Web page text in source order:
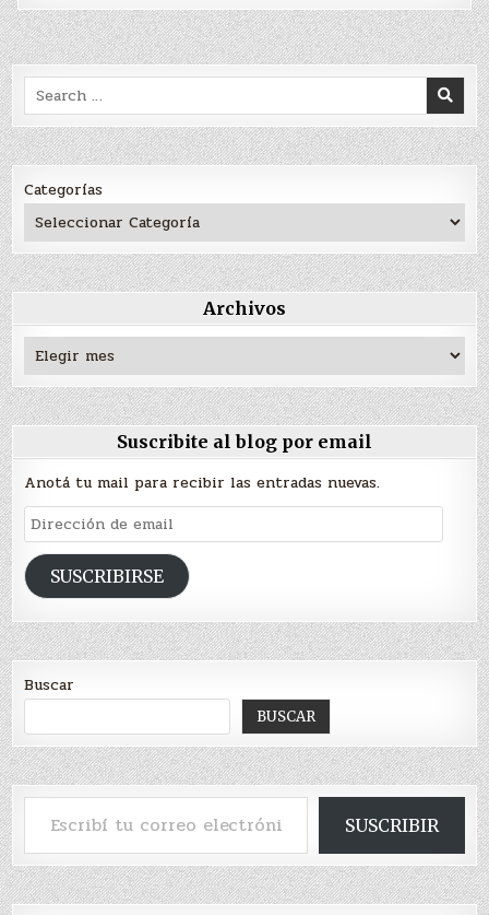
Search
for:
Categorías
Archivos
Archivos
Suscribite al blog por email
Anotá tu mail para recibir las entradas nuevas.
Dirección
de
emailSUSCRIBIRSE
Buscar
BUSCAR
Escribí tu correo electrónico…
SUSCRIBIR